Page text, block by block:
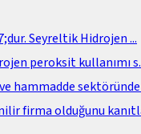
Seyreltik Hidrojen...
peroksit kullanımı s
hammadde
firma olduğunu